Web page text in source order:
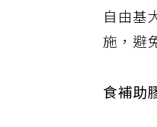
自由基
施，避
食補助